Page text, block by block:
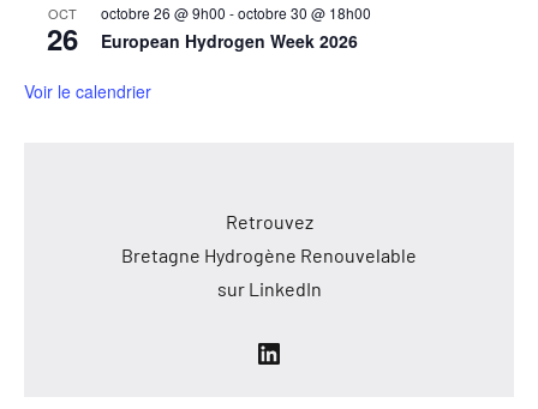
OCT
26
octobre 26 @ 9h00 -octobre 30 @ 18h00
European Hydrogen Week 2026
Voir le calendrier
Retrouvez
Bretagne Hydrogène Renouvelable
sur LinkedIn
LinkedIn